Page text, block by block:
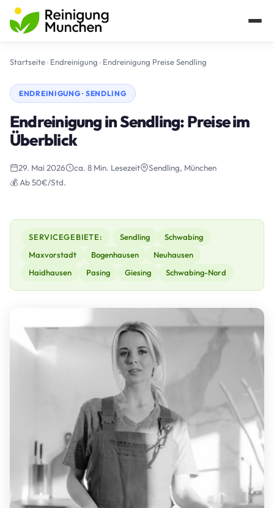
Startseite› Endreinigung › Endreinigung Preise Sendling
ENDREINIGUNG · SENDLING
Endreinigung in Sendling: Preise im
Überblick
29. Mai 2026 ca. 8 Min. Lesezeit
Sendling, München
💰 Ab 50€/Std.
SERVICEGEBIETE: Sendling
Schwabing
Maxvorstadt
Bogenhausen
Neuhausen
Haidhausen
Pasing Giesing Schwabing-Nord